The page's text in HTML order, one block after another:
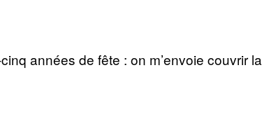
années de fête : on m’envoie couvrir la